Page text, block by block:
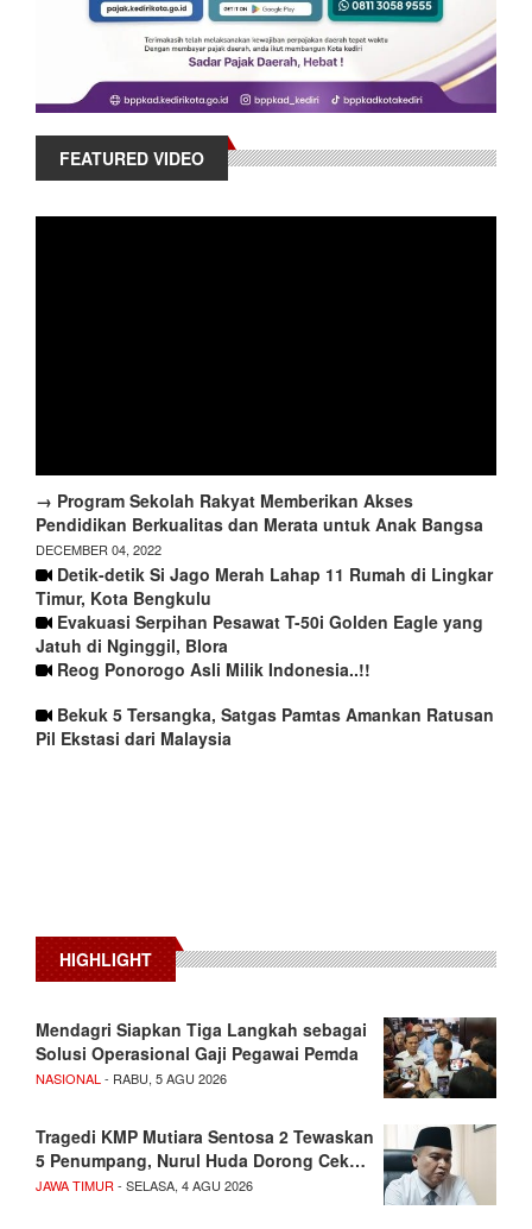
FEATURED VIDEO
→ Program Sekolah Rakyat Memberikan Akses
Pendidikan Berkualitas dan Merata untuk Anak Bangsa
DECEMBER 04, 2022
Detik-detik Si Jago Merah Lahap 11 Rumah di Lingkar
Timur, Kota Bengkulu
Evakuasi Serpihan Pesawat T-50i Golden Eagle yang
Jatuh di Nginggil, Blora
Reog Ponorogo Asli Milik Indonesia..!!
Bekuk 5 Tersangka, Satgas Pamtas Amankan Ratusan
Pil Ekstasi dari Malaysia
HIGHLIGHT
Mendagri Siapkan Tiga Langkah sebagai
Solusi Operasional Gaji Pegawai Pemda
NASIONAL - RABU, 5 AGU 2026
Tragedi KMP Mutiara Sentosa 2 Tewaskan
5 Penumpang, Nurul Huda Dorong Cek…
JAWA TIMUR - SELASA, 4 AGU 2026